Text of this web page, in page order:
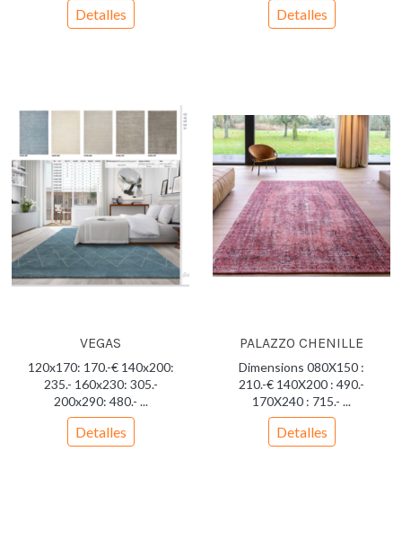
Detalles Detalles
VEGAS
120x170: 170.-€ 140x200:
235.- 160x230: 305.-
200x290: 480.- ...
Detalles
PALAZZO CHENILLE
Dimensions 080X150 :
210.-€ 140X200 : 490.-
170X240 : 715.- ...
Detalles